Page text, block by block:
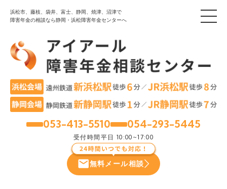
浜松市、藤枝、袋井、富士、静岡、焼津、沼津で
障害年金の相談なら静岡・浜松障害年金センターへ
053-413-5510 054-293-5445
受付時間 平日 10:00~17:00
無料メール相談